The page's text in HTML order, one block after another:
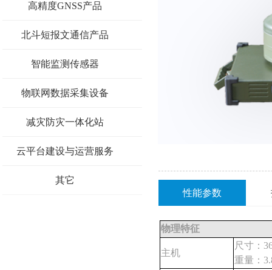
性能参数
物理特征
主机
尺寸：
重量：
高精度GNSS产品
北斗短报文通信产品
智能监测传感器
物联网数据采集设备
减灾防灾一体化站
云平台建设与运营服务
其它